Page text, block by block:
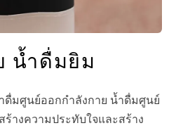
น้ำดื่มยิม
ดื่มศูนย์ออกกำลังกาย น้ำดื่มศูนย์
างความประทับใจและสร้าง